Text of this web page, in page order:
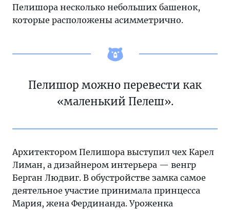
Пелишора несколько небольших башенок,
которые расположены асимметрично.
Пелишор можно перевести как
«маленький Пелеш».
Архитектором Пелишора выступил чех Карел
Лиман, а дизайнером интерьера — венгр
Берган Людвиг. В обустройстве замка самое
деятельное участие принимала принцесса
Мария, жена Фердинанда. Уроженка